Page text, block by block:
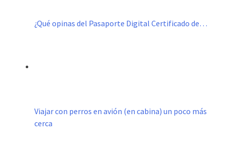
¿Qué opinas del Pasaporte Digital Certificado de…
Viajar con perros en avión (en cabina) un poco más
cerca